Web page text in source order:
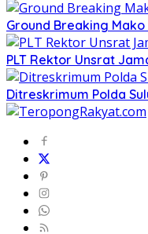
Ground Breaking
​PLT Rektor Unsrat
Ditreskrimum Polda